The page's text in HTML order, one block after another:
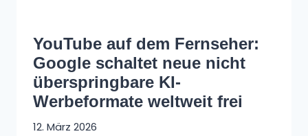
YouTube auf dem Fernseher:
Google schaltet neue nicht
überspringbare KI-
Werbeformate weltweit frei
12. März 2026